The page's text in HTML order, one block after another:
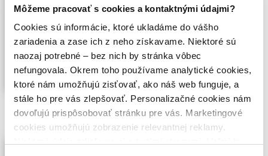
Môžeme pracovať s cookies a kontaktnými údajmi?
Cookies sú informácie, ktoré ukladáme do vášho
zariadenia a zase ich z neho získavame. Niektoré sú
naozaj potrebné – bez nich by stránka vôbec
nefungovala. Okrem toho používame analytické cookies,
ktoré nám umožňujú zisťovať, ako náš web funguje, a
stále ho pre vás zlepšovať. Personalizačné cookies nám
dovoľujú prispôsobovať stránku pre vás. Marketingové
cookies umožňujú zobrazenie relevantnej reklamy.
Terézia Lampartová,Príroda(2008)
Cvičenia a úlohy
Zbierka rôznych krátkych cvičení a úloh je
výbornou doplňujúcou pomôckou k
učebniciam slovenského jazyka základných
škôl... Zobraziť viac
🍎 Vypredané
Úlohy na rozvíjanie čitateľskej